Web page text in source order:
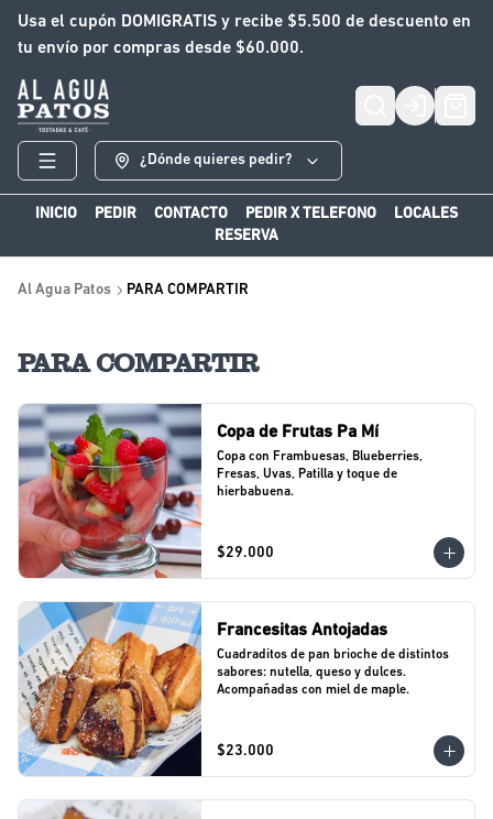
Usa el cupón DOMIGRATIS y recibe $5.500 de descuento en
tu envío por compras desde $60.000.
Login
¿Dónde quieres pedir?
INICIO PEDIR CONTACTO PEDIR X TELEFONO
LOCALES
RESERVA
Al Agua Patos PARA COMPARTIR
PARA COMPARTIR
Copa de Frutas Pa Mí
Copa con Frambuesas, Blueberries,
Fresas, Uvas, Patilla y toque de
hierbabuena.
$29.000
Francesitas Antojadas
Cuadraditos de pan brioche de distintos
sabores: nutella, queso y dulces.
Acompañadas con miel de maple.
$23.000